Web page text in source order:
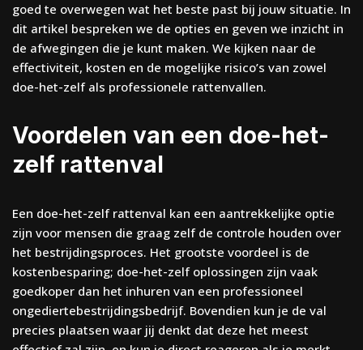
goed te overwegen wat het beste past bij jouw situatie. In
dit artikel bespreken we de opties en geven we inzicht in
de afwegingen die je kunt maken. We kijken naar de
effectiviteit, kosten en de mogelijke risico’s van zowel
doe-het-zelf als professionele rattenvallen.
Voordelen van een doe-het-
zelf rattenval
Een doe-het-zelf rattenval kan een aantrekkelijke optie
zijn voor mensen die graag zelf de controle houden over
het bestrijdingsproces. Het grootste voordeel is de
kostenbesparing; doe-het-zelf oplossingen zijn vaak
goedkoper dan het inhuren van een professioneel
ongediertebestrijdingsbedrijf. Bovendien kun je de val
precies plaatsen waar jij denkt dat deze het meest